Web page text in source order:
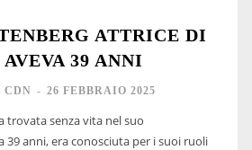
ATTRICE DI
39 ANNI
CDN - 26 FEBBRAIO 2025
trovata senza vita nel suo
anni, era conosciuta per i suoi ruoli